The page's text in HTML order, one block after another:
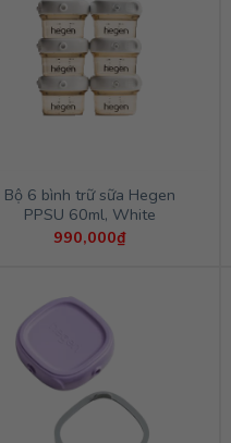
Bộ 6 bình trữ sữa Hegen
PPSU 60ml, White
990,000₫